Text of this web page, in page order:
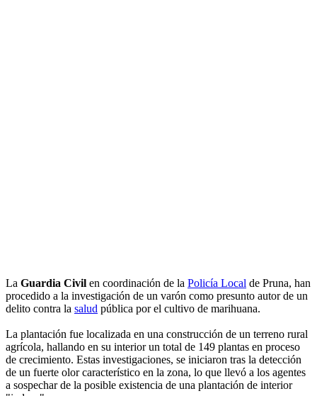
La Guardia Civil en coordinación de la Policía Local de Pruna, han
procedido a la investigación de un varón como presunto autor de un
delito contra la salud pública por el cultivo de marihuana.
La plantación fue localizada en una construcción de un terreno rural
agrícola, hallando en su interior un total de 149 plantas en proceso
de crecimiento. Estas investigaciones, se iniciaron tras la detección
de un fuerte olor característico en la zona, lo que llevó a los agentes
a sospechar de la posible existencia de una plantación de interior